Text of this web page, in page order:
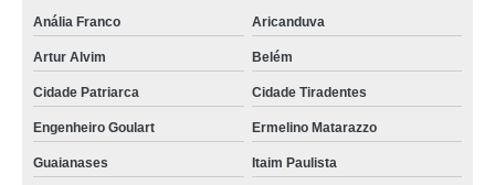
concretagem de pilares valor Parque do Carmo
onde encontrar concretagem de escada Aricanduva
concretagem de piso Serra da Cantareira
concretagem de sapatas valor Vila Leopoldina
Anália Franco Aricanduva
Artur Alvim Belém
Cidade Patriarca Cidade Tiradentes
Engenheiro Goulart Ermelino Matarazzo
Guaianases Itaim Paulista